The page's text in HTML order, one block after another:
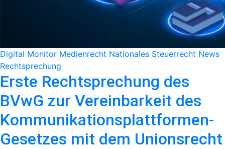
Digital Monitor Medienrecht Nationales Steuerrecht News
Rechtsprechung
Erste Rechtsprechung des
BVwG zur Vereinbarkeit des
Kommunikationsplattformen-
Gesetzes mit dem Unionsrecht